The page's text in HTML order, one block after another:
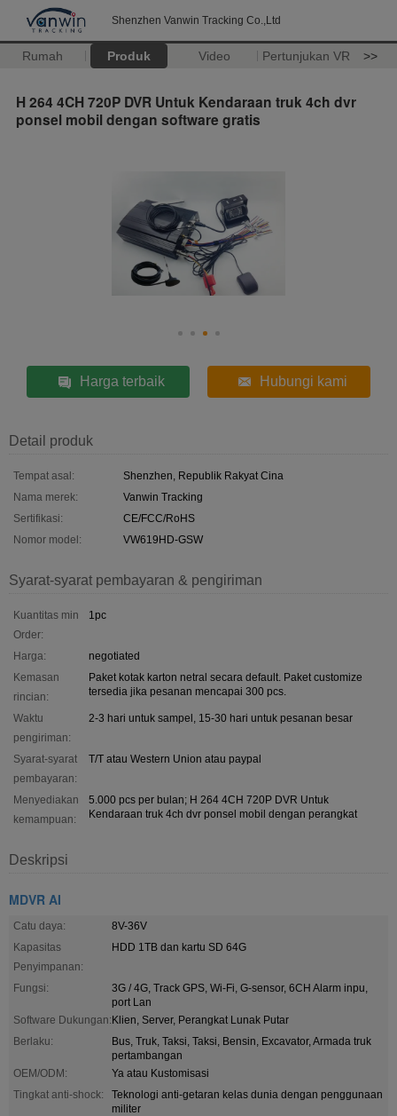
Shenzhen Vanwin Tracking Co.,Ltd
Rumah Produk Video Pertunjukan VR >>
H 264 4CH 720P DVR Untuk Kendaraan truk 4ch dvr
ponsel mobil dengan software gratis
Harga terbaik Hubungi kami
Detail produk
Tempat asal:
Shenzhen, Republik Rakyat Cina
Nama merek:
Vanwin Tracking
Sertifikasi:
CE/FCC/RoHS
Nomor model:
VW619HD-GSW
Syarat-syarat pembayaran & pengiriman
Kuantitas min
Order:
1pc
Harga:
negotiated
Kemasan
rincian:
Paket kotak karton netral secara default. Paket customize
tersedia jika pesanan mencapai 300 pcs.
Waktu
pengiriman:
2-3 hari untuk sampel, 15-30 hari untuk pesanan besar
Syarat-syarat
pembayaran:
T/T atau Western Union atau paypal
Menyediakan
kemampuan:
5.000 pcs per bulan; H 264 4CH 720P DVR Untuk
Kendaraan truk 4ch dvr ponsel mobil dengan perangkat
Deskripsi
MDVR AI
Catu daya:
8V-36V
Kapasitas
Penyimpanan:
HDD 1TB dan kartu SD 64G
Fungsi:
3G / 4G, Track GPS, Wi-Fi, G-sensor, 6CH Alarm inpu,
port Lan
Software Dukungan:Klien, Server, Perangkat Lunak Putar
Berlaku:
Bus, Truk, Taksi, Taksi, Bensin, Excavator, Armada truk
pertambangan
OEM/ODM:
Ya atau Kustomisasi
Tingkat anti-shock:
Teknologi anti-getaran kelas dunia dengan penggunaan
militer